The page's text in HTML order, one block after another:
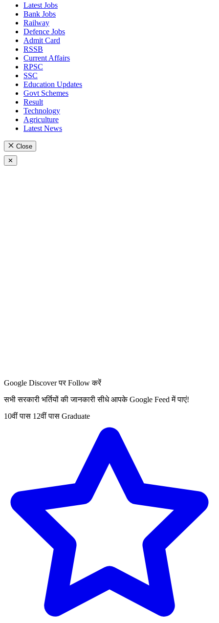
Latest Jobs
Bank Jobs
Railway
Defence Jobs
Admit Card
RSSB
Current Affairs
RPSC
SSC
Education Updates
Govt Schemes
Result
Technology
Agriculture
Latest News
Close
✕
Google Discover पर Follow करें
सभी सरकारी भर्तियों की जानकारी सीधे आपके Google Feed में पाएं!
10वीं पास 12वीं पास Graduate